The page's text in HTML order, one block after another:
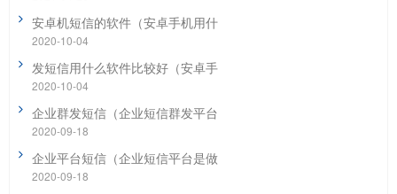
安卓机短信的软件（安卓手机用什
2020-10-04
发短信用什么软件比较好（安卓手
2020-10-04
企业群发短信（企业短信群发平台
2020-09-18
企业平台短信（企业短信平台是做
2020-09-18